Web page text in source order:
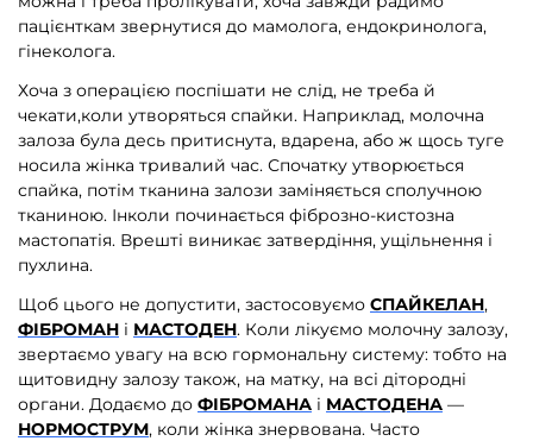
пацієнткам звернутися до мамолога, ендокринолога,
гінеколога.
Хоча з операцією поспішати не слід, не треба й
чекати,коли утворяться спайки. Наприклад, молочна
залоза була десь притиснута, вдарена, або ж щось туге
носила жінка тривалий час. Спочатку утворюється
спайка, потім тканина залози заміняється сполучною
тканиною. Інколи починається фіброзно-кистозна
мастопатія. Врешті виникає затвердіння, ущільнення і
пухлина.
Щоб цього не допустити, застосовуємо СПАЙКЕЛАН,
ФІБРОМАН і МАСТОДЕН. Коли лікуємо молочну залозу,
звертаємо увагу на всю гормональну систему: тобто на
щитовидну залозу також, на матку, на всі дітородні
органи. Додаємо до ФІБРОМАНА і МАСТОДЕНА —
НОРМОСТРУМ, коли жінка знервована. Часто